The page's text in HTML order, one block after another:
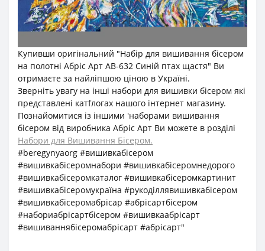
Купивши оригінальний "Набір для вишивання бісером
на полотні Абріс Арт АВ-632 Синій птах щастя" Ви
отримаєте за найліпшою ціною в Україні.
Зверніть увагу на інші набори для вишивки бісером які
представлені катfлогах нашого інтернет магазину.
Познайомитися із іншими 'наборами вишивання
бісером від виробника Абріс Арт Ви можете в розділі
Набори для Вишивання Бісером.
#beregynyaorg #вишивкабісером
#вишивкабісеромнабори #вишивкабісеромнедорого
#вишивкабісеромкаталог #вишивкабісеромкартинит
#вишивкабісеромукраїна #рукоділлявишивкабісером
#вишивкабісеромабрісар #абрісартбісером
#набориабрісартбісером #вишивкаабрісарт
#вишиваннябісеромабрісарт #абрісарт"